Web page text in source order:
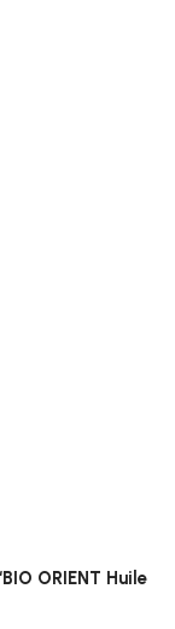
ORIENT Huile